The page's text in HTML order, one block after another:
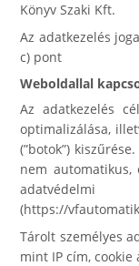
Könyv Szaki Kft.
Az adatkezelés
c) pont
Weboldallal
Az adatkezelés
optimalizálása,
(”botok”)
nem automatikus,
(https://
Tárolt személyes
mint IP cím, cookie